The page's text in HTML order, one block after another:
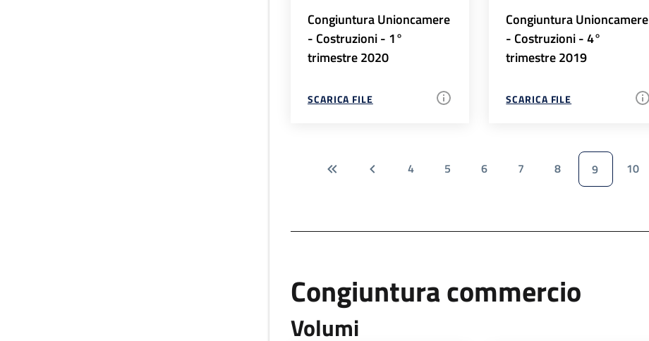
Congiuntura Unioncamere
- Costruzioni - 1°
trimestre 2020
SCARICA FILE
Congiuntura Unioncamere
- Costruzioni - 4°
trimestre 2019
SCARICA FILE
4 5 6 7 8 9 10
Congiuntura commercio
Volumi